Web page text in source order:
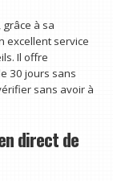
, grâce à sa
excellent service
Il offre
30 jours sans
sans avoir à
direct de